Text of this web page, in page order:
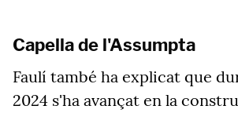
Capella de l'Assumpta
Faulí també ha explicat que
2024 s'ha avançat en la